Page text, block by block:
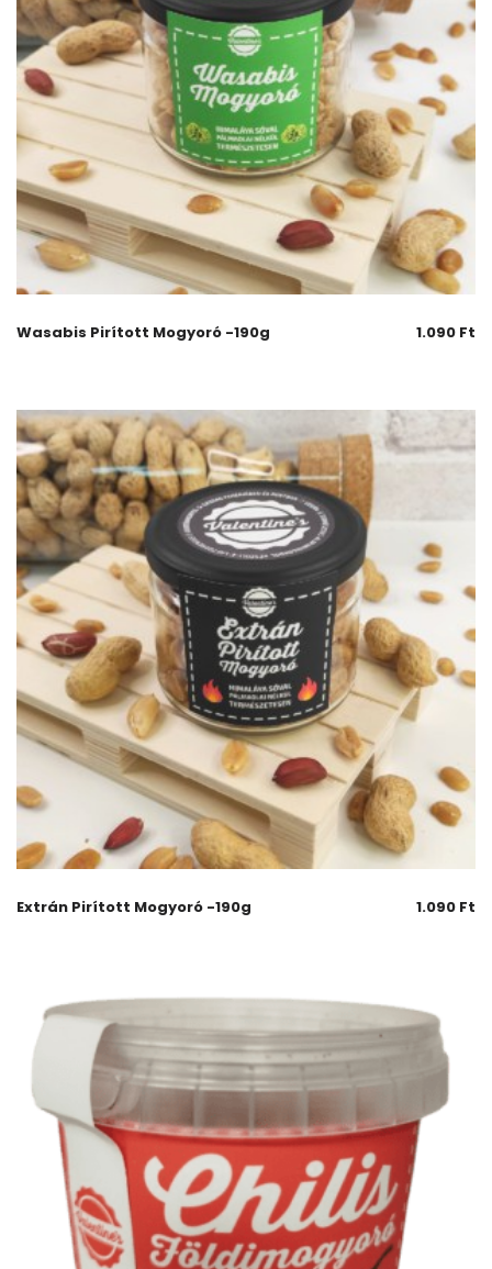
Wasabis Pirított Mogyoró -190g 1.090 Ft
Extrán Pirított Mogyoró -190g 1.090 Ft